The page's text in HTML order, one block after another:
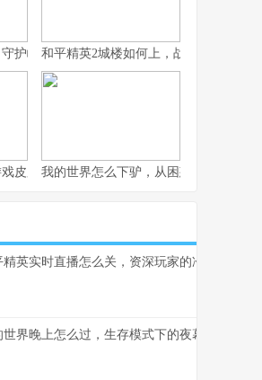
护峡谷公平的基石，副标题，从扣分机制到
和平精英2城楼如何上，战术攀登与心
皮肤，一份资深玩家的心得分享，副标题，
我的世界怎么下驴，从困惑到掌握的蜕
精英实时直播怎么关，资深玩家的冷静思考
世界晚上怎么过，生存模式下的夜幕生存指南